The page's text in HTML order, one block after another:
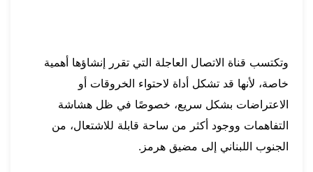
وتكتسب قناة الاتصال العاجلة التي تقرر إنشاؤها أهمية
خاصة، لأنها قد تشكل أداة لاحتواء الخروقات أو
الاعتراضات بشكل سريع، خصوصًا في ظل هشاشة
التفاهمات ووجود أكثر من ساحة قابلة للاشتعال، من
الجنوب اللبناني إلى مضيق هرمز.